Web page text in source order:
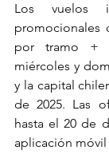
Los vuelos
promocionales
por tramo +
miércoles y
y la capital
de 2025. Las
hasta el 20 de
aplicación